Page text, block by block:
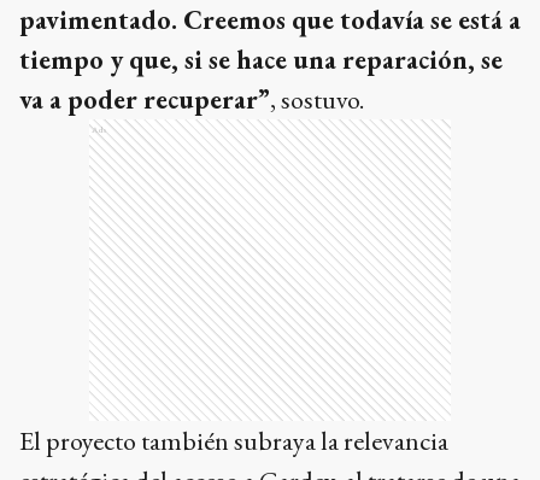
pavimentado. Creemos que todavía se está a
tiempo y que, si se hace una reparación, se
va a poder recuperar”, sostuvo.
Ads
El proyecto también subraya la relevancia